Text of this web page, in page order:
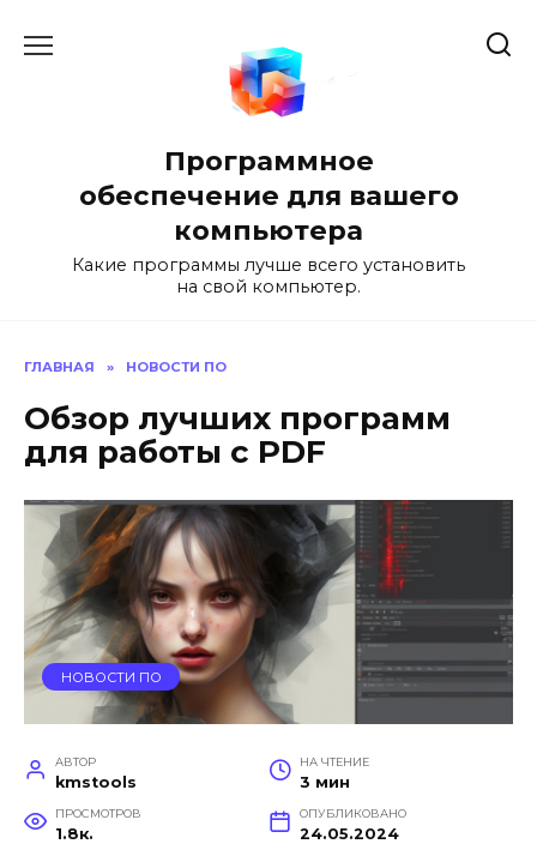
Программное
обеспечение для вашего
компьютера
Какие программы лучше всего установить
на свой компьютер.
ГЛАВНАЯ » НОВОСТИ ПО
Обзор лучших программ
для работы с PDF
НОВОСТИ ПО
АВТОР
kmstools
НА ЧТЕНИЕ
3 мин
ПРОСМОТРОВ
1.8к.
ОПУБЛИКОВАНО
24.05.2024